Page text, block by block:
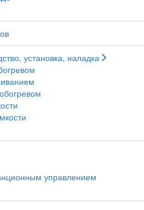
установка, наладка
управлением